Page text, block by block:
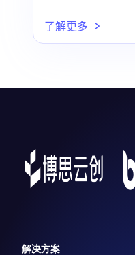
了解更多
解决方案